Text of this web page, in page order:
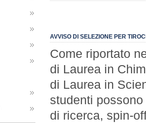
AVVISO DI SELEZIONE PER
Come riportato
di Laurea in
di Laurea in
studenti
di ricerca, spin-